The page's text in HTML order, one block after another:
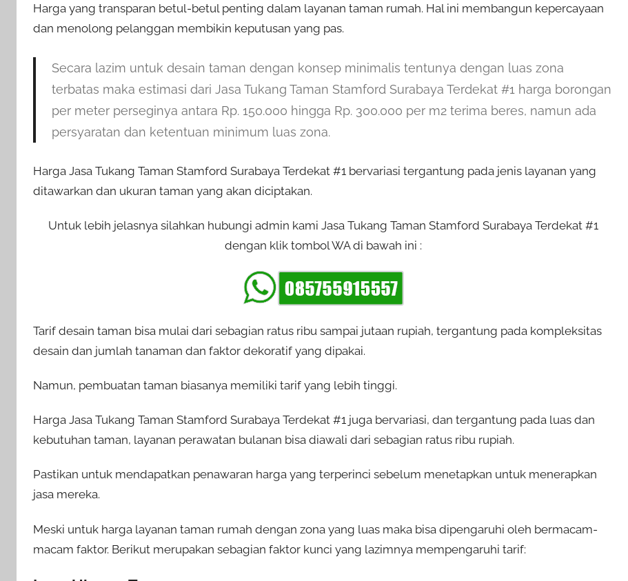
Harga yang transparan betul-betul penting dalam layanan taman rumah. Hal ini membangun kepercayaan
dan menolong pelanggan membikin keputusan yang pas.
Secara lazim untuk desain taman dengan konsep minimalis tentunya dengan luas zona
terbatas maka estimasi dari Jasa Tukang Taman Stamford Surabaya Terdekat #1 harga borongan
per meter perseginya antara Rp. 150.000 hingga Rp. 300.000 per m2 terima beres, namun ada
persyaratan dan ketentuan minimum luas zona.
Harga Jasa Tukang Taman Stamford Surabaya Terdekat #1 bervariasi tergantung pada jenis layanan yang
ditawarkan dan ukuran taman yang akan diciptakan.
Untuk lebih jelasnya silahkan hubungi admin kami Jasa Tukang Taman Stamford Surabaya Terdekat #1
dengan klik tombol WA di bawah ini :
Tarif desain taman bisa mulai dari sebagian ratus ribu sampai jutaan rupiah, tergantung pada kompleksitas
desain dan jumlah tanaman dan faktor dekoratif yang dipakai.
Namun, pembuatan taman biasanya memiliki tarif yang lebih tinggi.
Harga Jasa Tukang Taman Stamford Surabaya Terdekat #1 juga bervariasi, dan tergantung pada luas dan
kebutuhan taman, layanan perawatan bulanan bisa diawali dari sebagian ratus ribu rupiah.
Pastikan untuk mendapatkan penawaran harga yang terperinci sebelum menetapkan untuk menerapkan
jasa mereka.
Meski untuk harga layanan taman rumah dengan zona yang luas maka bisa dipengaruhi oleh bermacam-
macam faktor. Berikut merupakan sebagian faktor kunci yang lazimnya mempengaruhi tarif: